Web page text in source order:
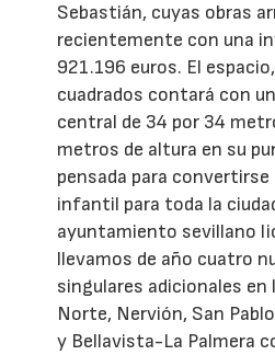
Sebastián, cuyas obras
recientemente con una
921.196 euros. El
cuadrados contará con
central de 34 por 34
metros de altura en su
pensada para
infantil para toda la
ayuntamiento sevillano
llevamos de año cuatro
singulares adicionales
Norte, Nervión, San
y Bellavista-La Palmera